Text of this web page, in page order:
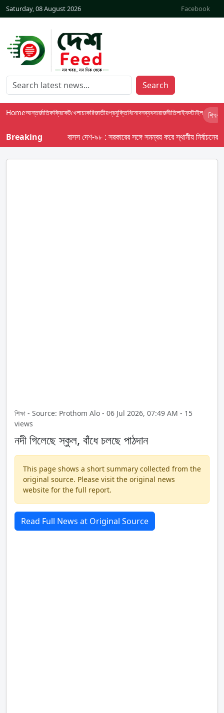
Saturday, 08 August 2026 Facebook
Search
Homeআন্তর্জাতিকক্রিকেটখেলাচাকরিজাতীয়প্রযুক্তিবিনোদনব্যবসারাজনীতিলাইফস্টাইল শিক্ষা
Breaking বাসস দেশ-৯৮ : সরকারের সঙ্গে সমন্বয় করে স্থানীয় নির্বাচনের
শিক্ষা - Source: Prothom Alo - 06 Jul 2026, 07:49 AM - 15
views
নদী গিলেছে স্কুল, বাঁধে চলছে পাঠদান
This page shows a short summary collected from the
original source. Please visit the original news
website for the full report.
Read Full News at Original Source